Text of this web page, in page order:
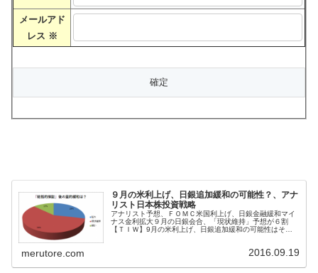
メールアド
レス ※
９月の米利上げ、日銀追加緩和の可能性？、アナ
リスト日本株投資戦略
アナリスト予想、ＦＯＭＣ米国利上げ、日銀金融緩和マイ
ナス金利拡大９月の日銀会合、「現状維持」予想が６割
【ＴＩＷ】9月の米利上げ、日銀追加緩和の可能性はそれ
merutore.com 2016.09.19